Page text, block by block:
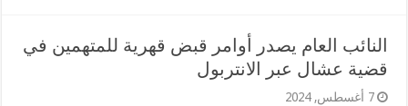
النائب العام يصدر أوامر قبض قهرية للمتهمين في
قضية عشال عبر الانتربول
7 أغسطس, 2024